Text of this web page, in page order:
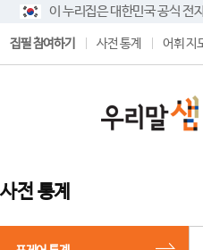
이 누리집은 대한민국 공식 전
집필 참여하기 사전 통계 어휘 지
사전 통계